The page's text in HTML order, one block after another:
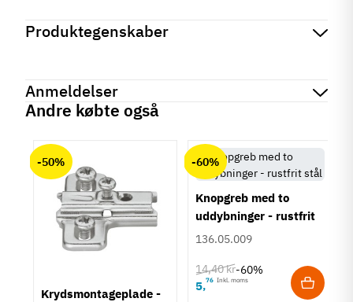
Produktegenskaber
Produktinformation
Zinklegering
Farve
Guld
Krog/knage
TilstandNy
Anmeldelser
Andre købte også
-50%
Krydsmontageplade -
-60%
Knopgreb med to
uddybninger - rustfrit
stål
136.05.009
14,40 kr-60%
5,76 Inkl. moms